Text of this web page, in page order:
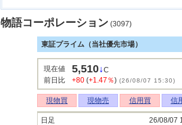
物語コーポレーション (3097)
東証プライム（当社優先市場）
現在値 5,510↓C
前日比
+80 (+1.47％) (26/08/07 15:30)
現物買 現物売 信用買 信
日足 26/08/07